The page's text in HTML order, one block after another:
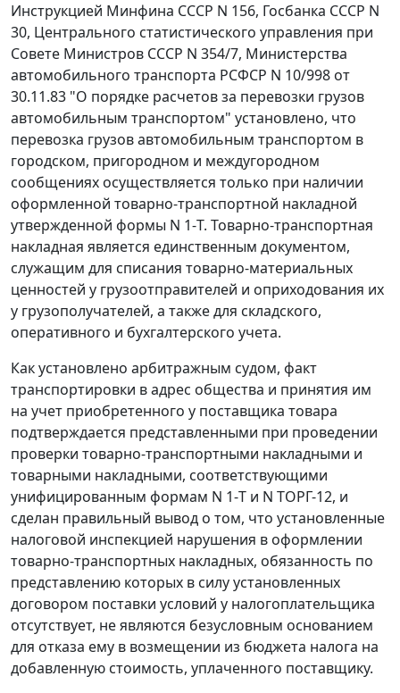
Инструкцией Минфина СССР N 156, Госбанка СССР N
30, Центрального статистического управления при
Совете Министров СССР N 354/7, Министерства
автомобильного транспорта РСФСР N 10/998 от
30.11.83 "О порядке расчетов за перевозки грузов
автомобильным транспортом" установлено, что
перевозка грузов автомобильным транспортом в
городском, пригородном и междугородном
сообщениях осуществляется только при наличии
оформленной товарно-транспортной накладной
утвержденной формы N 1-Т. Товарно-транспортная
накладная является единственным документом,
служащим для списания товарно-материальных
ценностей у грузоотправителей и оприходования их
у грузополучателей, а также для складского,
оперативного и бухгалтерского учета.
Как установлено арбитражным судом, факт
транспортировки в адрес общества и принятия им
на учет приобретенного у поставщика товара
подтверждается представленными при проведении
проверки товарно-транспортными накладными и
товарными накладными, соответствующими
унифицированным формам N 1-Т и N ТОРГ-12, и
сделан правильный вывод о том, что установленные
налоговой инспекцией нарушения в оформлении
товарно-транспортных накладных, обязанность по
представлению которых в силу установленных
договором поставки условий у налогоплательщика
отсутствует, не являются безусловным основанием
для отказа ему в возмещении из бюджета налога на
добавленную стоимость, уплаченного поставщику.